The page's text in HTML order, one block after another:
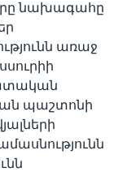
նախագահը
առաջ
պաշտոնի